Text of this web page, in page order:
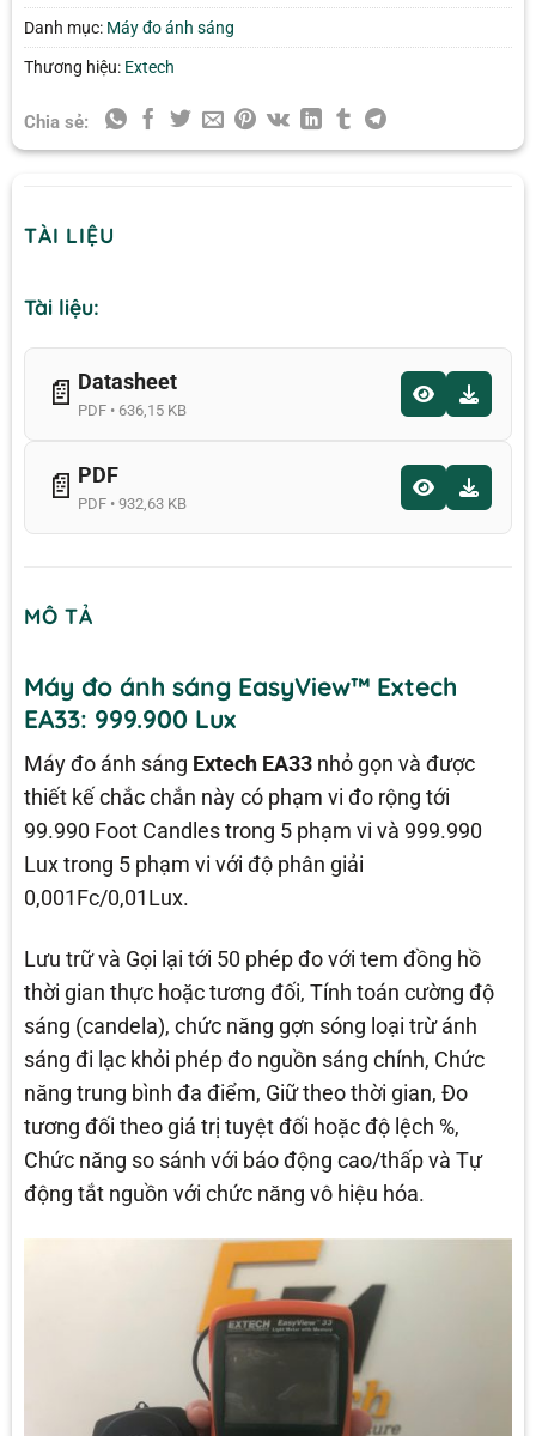
Danh mục: Máy đo ánh sáng
Thương hiệu: Extech
Chia sẻ:
TÀI LIỆU
Tài liệu:
📄 Datasheet
PDF • 636,15 KB
📄 PDF
PDF • 932,63 KB
MÔ TẢ
Máy đo ánh sáng EasyView™ Extech
EA33: 999.900 Lux
Máy đo ánh sáng Extech EA33nhỏ gọn và được
thiết kế chắc chắn này có phạm vi đo rộng tới
99.990 Foot Candles trong 5 phạm vi và 999.990
Lux trong 5 phạm vi với độ phân giải
0,001Fc/0,01Lux.
Lưu trữ và Gọi lại tới 50 phép đo với tem đồng hồ
thời gian thực hoặc tương đối, Tính toán cường độ
sáng (candela), chức năng gợn sóng loại trừ ánh
sáng đi lạc khỏi phép đo nguồn sáng chính, Chức
năng trung bình đa điểm, Giữ theo thời gian, Đo
tương đối theo giá trị tuyệt đối hoặc độ lệch %,
Chức năng so sánh với báo động cao/thấp và Tự
động tắt nguồn với chức năng vô hiệu hóa.